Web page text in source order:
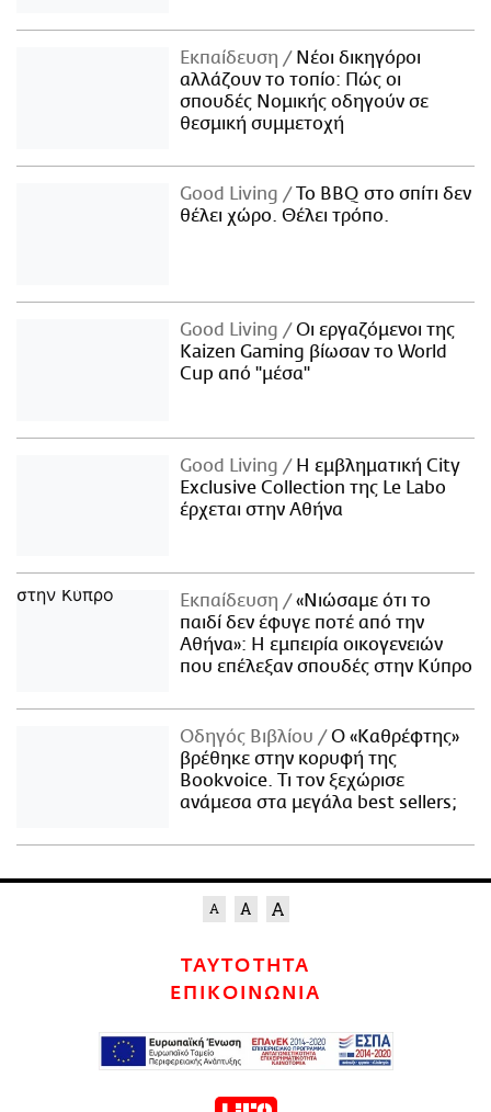
Εκπαίδευση
Νέοι δικηγόροι
αλλάζουν το τοπίο: Πώς οι
σπουδές Νομικής οδηγούν σε
θεσμική συμμετοχή
Good Living
Το BBQ στο σπίτι δεν
θέλει χώρο. Θέλει τρόπο.
Good Living
Οι εργαζόμενοι της
Kaizen Gaming βίωσαν το World
Cup από "μέσα"
Good Living
Η εμβληματική City
Exclusive Collection της Le Labo
έρχεται στην Αθήνα
Εκπαίδευση
«Νιώσαμε ότι το
παιδί δεν έφυγε ποτέ από την
Αθήνα»: Η εμπειρία οικογενειών
που επέλεξαν σπουδές στην Κύπρο
Οδηγός Βιβλίου
Ο «Καθρέφτης»
βρέθηκε στην κορυφή της
Bookvoice. Τι τον ξεχώρισε
ανάμεσα στα μεγάλα best sellers;
ΤΑΥΤΟΤΗΤΑ
ΕΠΙΚΟΙΝΩΝΙΑ